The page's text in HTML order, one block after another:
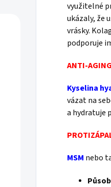
využitelné
ukázaly, že
vrásky.
podporuje
ANTI-
Kyselina
vázat na
a hydratuje
MSM nebo